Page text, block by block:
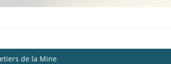
de la Mine